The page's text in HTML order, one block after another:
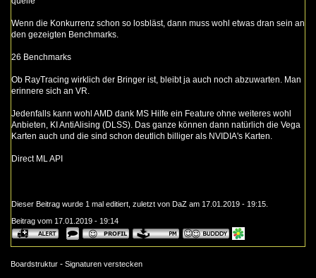
Wenn die Konkurrenz schon so losbläst, dann muss wohl etwas dran sein an
den gezeigten Benchmarks.
26 Benchmarks
Ob RayTracing wirklich der Bringer ist, bleibt ja auch noch abzuwarten. Man
erinnere sich an VR.
Jedenfalls kann wohl AMD dank MS Hilfe ein Feature ohne weiteres wohl
Anbieten, KI AntiAlising (DLSS). Das ganze können dann natürlich die Vega
Karten auch und die sind schon deutlich billiger als NVIDIA's Karten.
Direct ML API
Dieser Beitrag wurde 1 mal editiert, zuletzt von DaZ am 17.01.2019 - 19:15.
Beitrag vom 17.01.2019 - 19:14
Boardstruktur - Signaturen verstecken